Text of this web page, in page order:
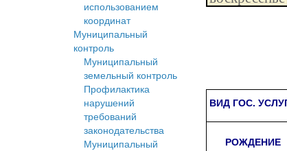
использованием
координат
Муниципальный
контроль
Муниципальный
земельный контроль
Профилактика
нарушений
требований
законодательства
Муниципальный
ВИД ГОС.
РОЖДЕНИЕ